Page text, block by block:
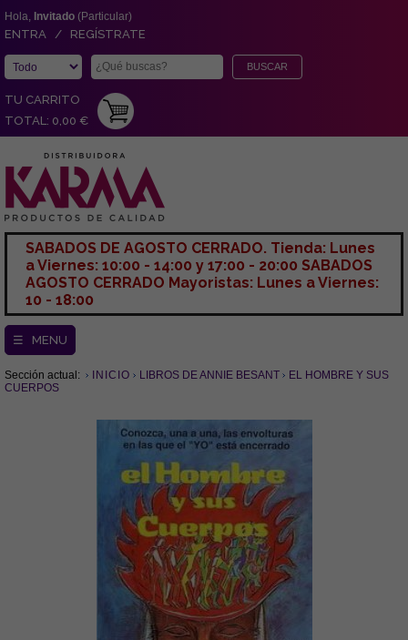
Hola, Invitado (Particular)
ENTRA / REGÍSTRATE
TU CARRITO
TOTAL: 0,00 €
SABADOS DE AGOSTO CERRADO. Tienda: Lunes
a Viernes: 10:00 - 14:00 y 17:00 - 20:00 SABADOS
AGOSTO CERRADO Mayoristas: Lunes a Viernes:
10 - 18:00
☰ MENU
Sección actual: INICIO LIBROS DE ANNIE BESANT
EL HOMBRE Y SUS
CUERPOS